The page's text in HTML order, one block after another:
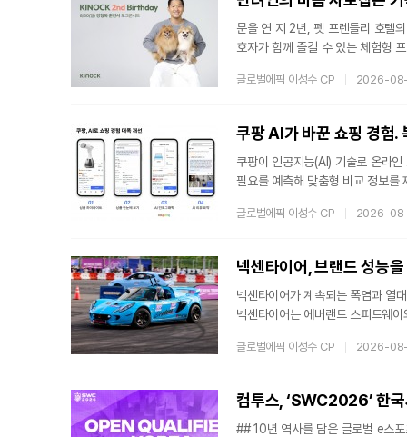
문을 연 지 2년, 펫 프렌들리 호텔
호자가 함께 즐길 수 있는 체험형
NOCK)은 2024년 8월 개장 후 빠
반려동물 동반 여행 수요의 증가라
글로벌에픽 이성수 CP 2026-
쿠팡 AI가 바꾼 쇼핑 경험.
쿠팡이 인공지능(AI) 기술로 온라
필요를 예측해 맞춤형 비교 정보를
선택을 돕는 AI 비서, 스펙은 이미
방식이다. 같은 가격대의 가전제품
글로벌에픽 이성수 CP 2026-
넥센타이어, 브랜드 성능
넥센타이어가 계속되는 폭염과 열
넥센타이어는 에버랜드 스피드웨
특별하게 기획된 이 이벤트는 단순
W, 포르쉐, 아우디 등 글로벌 프리
글로벌에픽 이성수 CP 2026-
컴투스, ‘SWC2026’ 한
## 10년 역사를 담은 글로벌 e스